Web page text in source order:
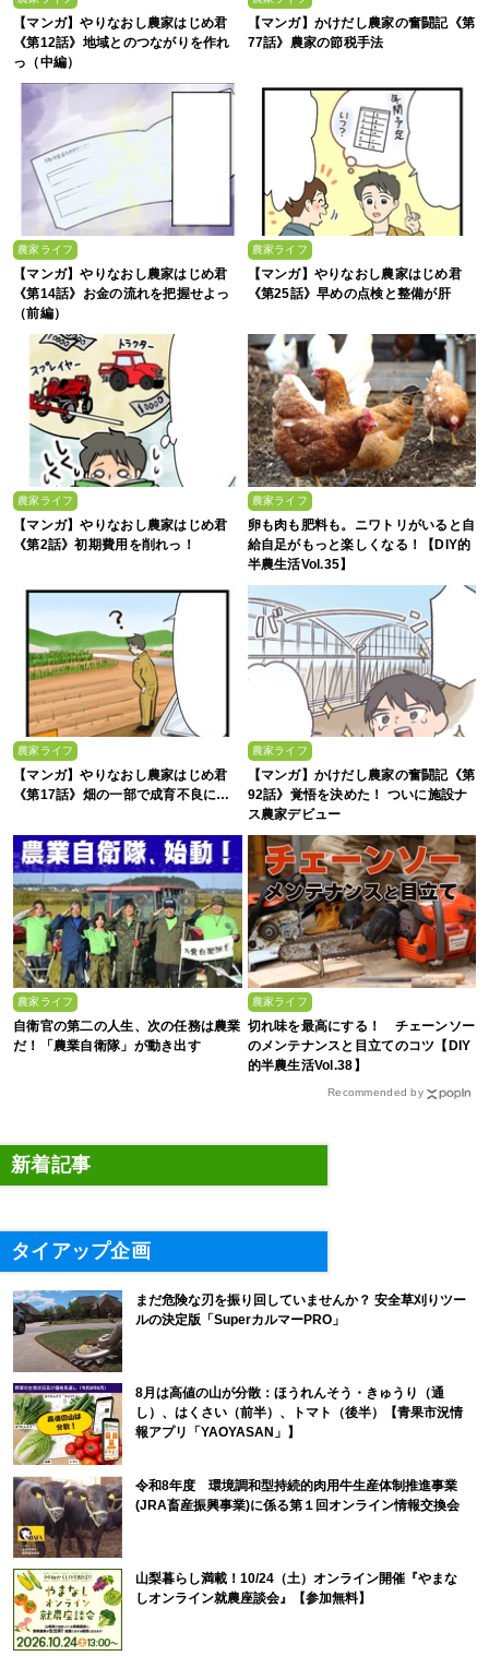
【マンガ】やりなおし農家はじめ君
《第12話》地域とのつながりを作れ
っ（中編）
【マンガ】かけだし農家の奮闘記《第
77話》農家の節税手法
農家ライフ
【マンガ】やりなおし農家はじめ君
《第14話》お金の流れを把握せよっ
（前編）
農家ライフ
【マンガ】やりなおし農家はじめ君
《第25話》早めの点検と整備が肝
農家ライフ
【マンガ】やりなおし農家はじめ君
《第2話》初期費用を削れっ！
農家ライフ
卵も肉も肥料も。ニワトリがいると自
給自足がもっと楽しくなる！【DIY的
半農生活Vol.35】
農家ライフ
【マンガ】やりなおし農家はじめ君
《第17話》畑の一部で成育不良に…
農家ライフ
【マンガ】かけだし農家の奮闘記《第
92話》覚悟を決めた！ ついに施設ナ
ス農家デビュー
農家ライフ
自衛官の第二の人生、次の任務は農業
だ！「農業自衛隊」が動き出す
農家ライフ
切れ味を最高にする！ チェーンソー
のメンテナンスと目立てのコツ【DIY
的半農生活Vol.38】
Recommended by
新着記事
タイアップ企画
まだ危険な刃を振り回していませんか？ 安全草刈りツー
ルの決定版「SuperカルマーPRO」
8月は高値の山が分散：ほうれんそう・きゅうり（通
し）、はくさい（前半）、トマト（後半）【青果市況情
報アプリ「YAOYASAN」】
令和8年度 環境調和型持続的肉用牛生産体制推進事業
(JRA畜産振興事業)に係る第１回オンライン情報交換会
山梨暮らし満載！10/24（土）オンライン開催『やまな
しオンライン就農座談会』【参加無料】